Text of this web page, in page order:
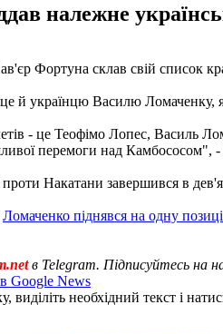
належне
Фортуна склав свій список
й українцю Василю Ломаченку,
- це Теофімо Лопес, Василь
​​перемоги над Камбососом",
Накатани завершився в
Ломаченко піднявся на одну
в Telegram. Підписуйтесь на
Google News
необхідний текст і